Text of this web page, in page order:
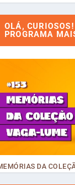
OLÁ,
PROGRAMA